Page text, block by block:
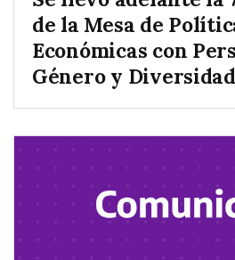
de la Mesa de
Económicas con
Género y Diversidad